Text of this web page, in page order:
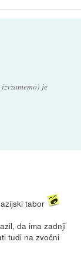
je
tabor
da ima zadnji
tudi na zvočni